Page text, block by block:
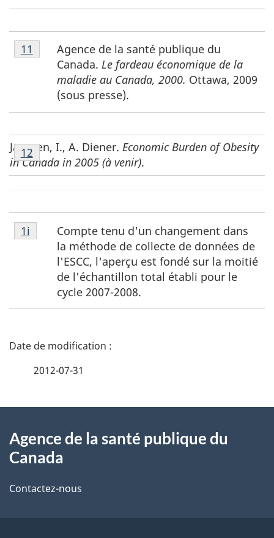
Notes
de
Agence de la santé publique du
Canada. Le fardeau économique de la
maladie au Canada, 2000. Ottawa, 2009
(sous presse).
Retour à la référence de la note de bas de page
11
Notes
de
bas
12
Janssen, I., A. Diener. Economic Burden of Obesity
in Canada in 2005 (à venir).
Retour à la référence de la note de bas de page
12
Notes
de
Compte tenu d'un changement dans
la méthode de collecte de données de
l'ESCC, l'aperçu est fondé sur la moitié
de l'échantillon total établi pour le
cycle 2007-2008.
Retour à la référence de la note de bas de page
1i
D
i
s
2012-07-31
propos
ce
Agence de la santé publique du
Canada
Contactez-nous